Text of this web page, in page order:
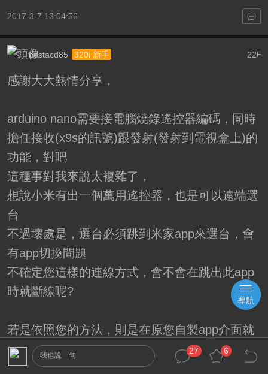
2017-3-7 13:04:56
22F
bestacd85 320i 新手
感謝大大熱情分享，
arduino nano需要接電腦燒錄遙控器編碼，同時
擔任接收(x9s的訊號)跟發射(發射到電視盒上)的
功能，對吧
這種事對我來說太複雜了，
想說小米有出一個萬用遙控器，也是可以遠端選
台
不過壞處是，選台必須跳到米家app來選台，會
有app切換問題
不確定您這樣的連線方式，會不會在跳出此app
時就斷線呢?
若是依照您的方法，則是在原您自製app介面就
可以操作了對吧?
還有看到您似乎有提到，是用x9s的錄製功能達
我也說一句
27 6
導航